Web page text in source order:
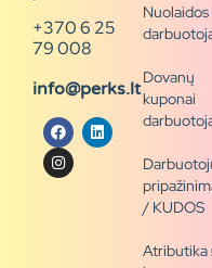
+370 6 25
79 008
info@perks.lt
Nuolaidos
Dovanų
kuponai
/ KUDOS
Atributika